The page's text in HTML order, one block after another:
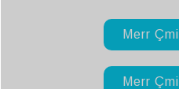
Merr
Merr